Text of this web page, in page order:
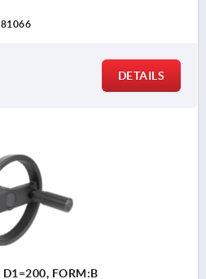
DETAILS
FORM:B